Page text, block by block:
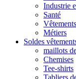
Industrie
Santé
Métiers
Soldes
maillots
Chemises
Tee-shirts
Tabliers